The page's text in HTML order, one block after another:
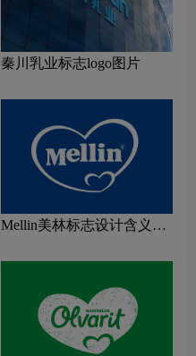
秦川乳业标志logo图片
Mellin美林标志设计含义及